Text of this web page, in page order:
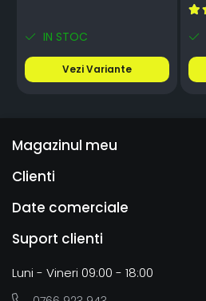
IN STOC
Vezi Variante
Magazinul meu
Clienti
Date comerciale
Suport clienti
Luni - Vineri 09:00 - 18:00